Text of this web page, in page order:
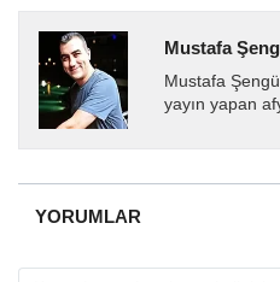
Mustafa
Mustafa
yayın yapan
almakta, haber
YORUMLAR